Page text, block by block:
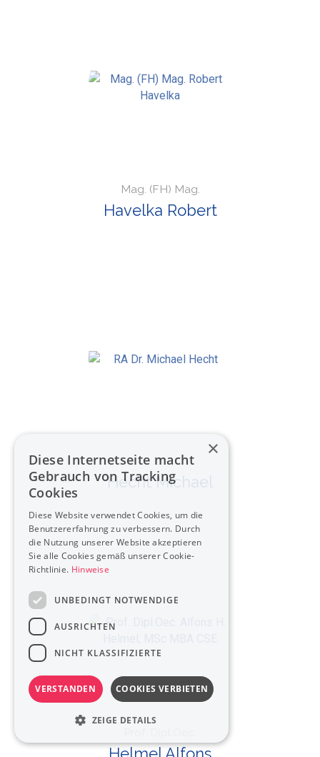
Mag. (FH) Mag.
Havelka Robert
Dr.
Hecht Michael
×
Diese Internetseite macht
Gebrauch von Tracking
Cookies
Diese Website verwendet Cookies, um die
Benutzererfahrung zu verbessern. Durch
die Nutzung unserer Website akzeptieren
Sie alle Cookies gemäß unserer Cookie-
Richtlinie. Hinweise
UNBEDINGT NOTWENDIGE
AUSRICHTEN
NICHT KLASSIFIZIERTE
VERSTANDEN COOKIES VERBIETEN
ZEIGE DETAILS